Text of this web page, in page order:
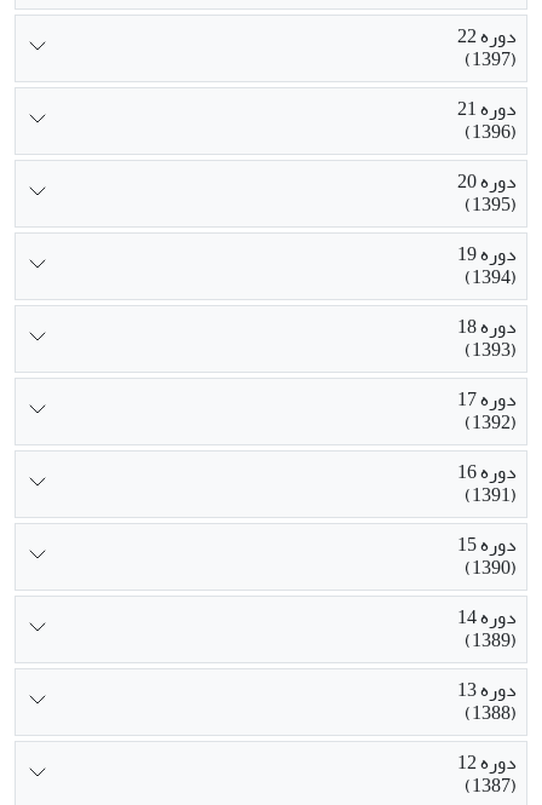
دوره 22
(1397)
دوره 21
(1396)
دوره 20
(1395)
دوره 19
(1394)
دوره 18
(1393)
دوره 17
(1392)
دوره 16
(1391)
دوره 15
(1390)
دوره 14
(1389)
دوره 13
(1388)
دوره 12
(1387)